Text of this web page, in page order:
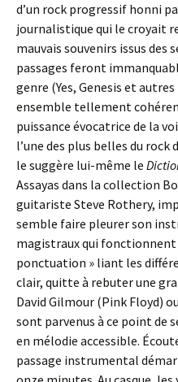
d’un rock progressif honni
journalistique qui le croyait
mauvais souvenirs issus des
passages feront
genre (Yes, Genesis et
ensemble tellement
puissance évocatrice de la
l’une des plus belles du rock
le suggère lui-même le
Assayas dans la collection
guitariste Steve Rothery,
semble faire pleurer son
magistraux qui fonctionnent
ponctuation » liant les
clair, quitte à rebuter une
David Gilmour (Pink Floyd)
sont parvenus à ce point de
en mélodie accessible.
passage instrumental